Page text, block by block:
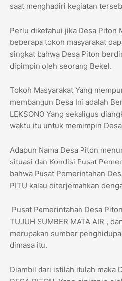
saat menghadiri kegiatan
Perlu diketahui jika Desa Piton
beberapa tokoh masyarakat
singkat bahwa Desa Piton
dipimpin oleh seorang Bekel.
Tokoh Masyarakat Yang
membangun Desa Ini adalah
LEKSONO Yang sekaligus
waktu itu untuk memimpin
Adapun Nama Desa Piton
situasi dan Kondisi Pusat
bahwa Pusat Pemerintahan
PITU kalau diterjemahkan
Pusat Pemerintahan Desa Piton
TUJUH SUMBER MATA AIR ,
merupakan sumber
dimasa itu.
Diambil dari istilah itulah maka